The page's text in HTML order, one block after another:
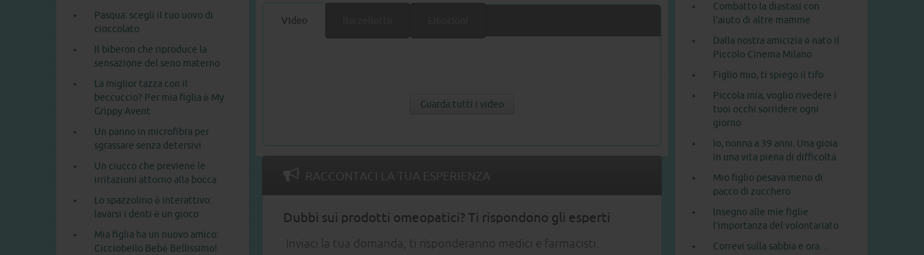
Video
Guarda tutti i video
RACCONTACI LA TUA ESPERIENZA
Dubbi sui prodotti omeopatici? Ti rispondono gli esperti
Inviaci la tua domanda, ti risponderanno medici e farmacisti.
Pasqua: scegli il tuo uovo di
cioccolato
Il biberon che riproduce la
sensazione del seno materno
La miglior tazza con il
beccuccio? Per mia figlia è My
Grippy Avent
Un panno in microfibra per
sgrassare senza detersivi
Un ciucco che previene le
irritazioni attorno alla bocca
Lo spazzolino è interattivo:
lavarsi i denti è un gioco
Mia figlia ha un nuovo amico:
Cicciobello Bebè Bellissimo!
Combatto la diastasi con
l’aiuto di altre mamme
Dalla nostra amicizia è nato il
Piccolo Cinema Milano
Figlio mio, ti spiego il tifo
Piccola mia, voglio rivedere i
tuoi occhi sorridere ogni
giorno
Io, nonna a 39 anni. Una gioia
in una vita piena di difficoltà
Mio figlio pesava meno di
pacco di zucchero
Insegno alle mie figlie
l’importanza del volontariato
Correvi sulla sabbia e ora…